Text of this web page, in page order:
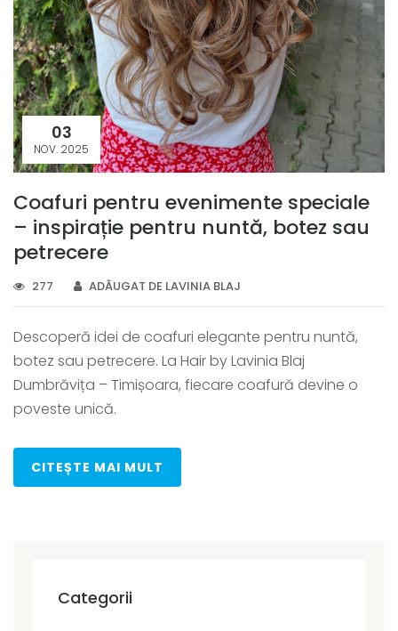
03
NOV. 2025
Coafuri pentru evenimente speciale
– inspirație pentru nuntă, botez sau
petrecere
277 ADĂUGAT DE LAVINIA BLAJ
Descoperă idei de coafuri elegante pentru nuntă,
botez sau petrecere. La Hair by Lavinia Blaj
Dumbrăvița – Timișoara, fiecare coafură devine o
poveste unică.
CITEȘTE MAI MULT
Categorii